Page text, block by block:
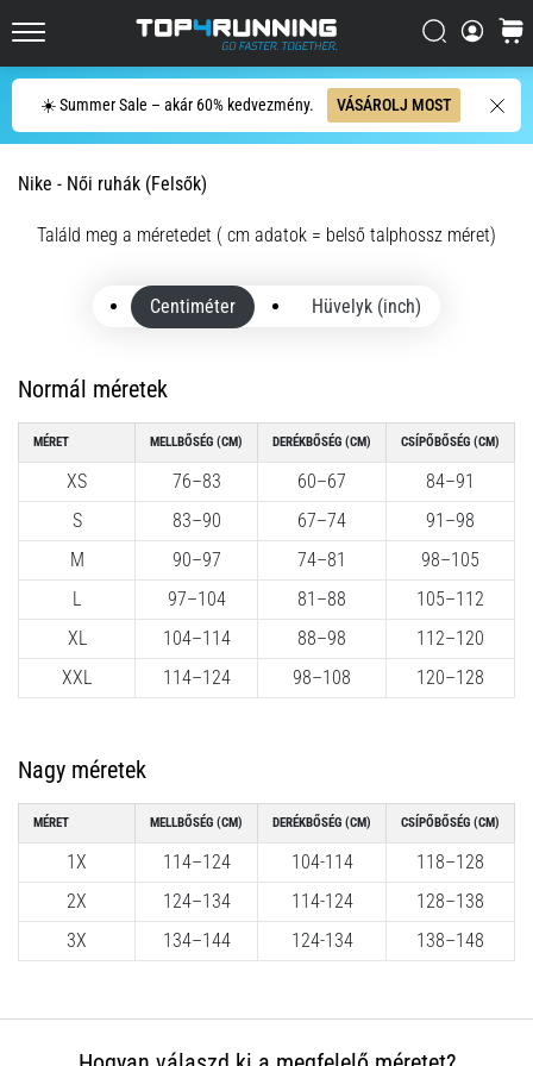
☀️ Summer Sale – akár 60% kedvezmény. VÁSÁROLJ MOST
Keresés
kosár
Keresés
országútra
terepre,
élvezd
2026.08.05.
közben
és
után
jelentkező
térdfájdalom
leggyakoribb
okai
A
térdfájdalom
életében
legalább
egyszer
elér,
legyen
szó
amatőrről
profiról.
Mik
Nike - Női ruhák (Felsők)
Találd meg a méretedet ( cm adatok = belső talphossz méret)
Centiméter Hüvelyk (inch)
Normál méretek
MÉRET
XS
S
M
L
XL
XXL
MELLBŐSÉG (CM)
76–83
83–90
90–97
97–104
104–114
114–124
DERÉKBŐSÉG (CM)
60–67
67–74
74–81
81–88
88–98
98–108
CSÍPŐBŐSÉG (CM)
84–91
91–98
98–105
105–112
112–120
120–128
Nagy méretek
MÉRET
1X
2X
3X
MELLBŐSÉG (CM)
114–124
124–134
134–144
DERÉKBŐSÉG (CM)
104-114
114-124
124-134
CSÍPŐBŐSÉG (CM)
118–128
128–138
138–148